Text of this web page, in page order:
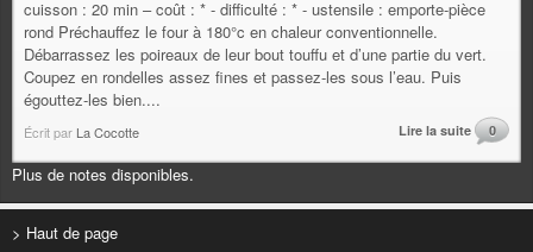
cuisson : 20 min – coût : * - difficulté : * - ustensile : emporte-pièce
rond Préchauffez le four à 180°c en chaleur conventionnelle.
Débarrassez les poireaux de leur bout touffu et d’une partie du vert.
Coupez en rondelles assez fines et passez-les sous l’eau. Puis
égouttez-les bien....
Écrit par La Cocotte Lire la suite 0
Plus de notes disponibles.
> Haut de page